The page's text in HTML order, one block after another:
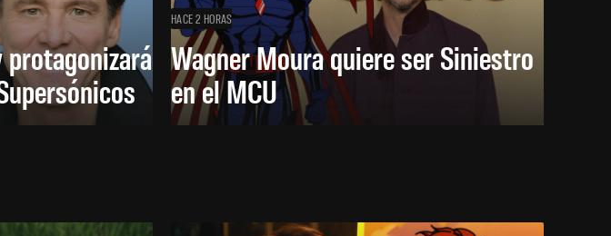
protagonizará
HACE 2 HORAS
Wagner Moura quiere ser Siniestro
en el MCU